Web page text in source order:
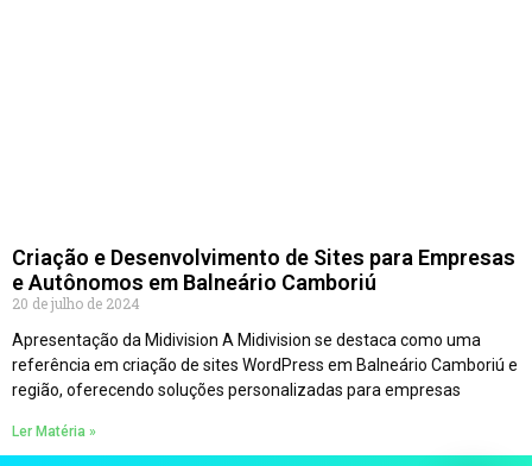
Criação e Desenvolvimento de Sites para Empresas
e Autônomos em Balneário Camboriú
20 de julho de 2024
Apresentação da Midivision A Midivision se destaca como uma
referência em criação de sites WordPress em Balneário Camboriú e
região, oferecendo soluções personalizadas para empresas
Ler Matéria »